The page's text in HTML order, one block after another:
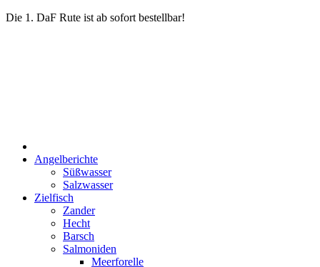
Die 1. DaF Rute ist ab sofort bestellbar!
Angelberichte
Süßwasser
Salzwasser
Zielfisch
Zander
Hecht
Barsch
Salmoniden
Meerforelle